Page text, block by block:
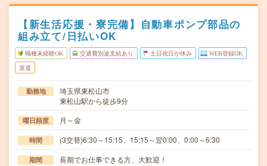
【新生活応援・寮完備】自動車ポンプ部品の
組み立て/日払いOK
職種未経験OK 交通費別途支給あり 土日祝日が休み WEB登録OK
派遣
勤務地
埼玉県東松山市
東松山駅から徒歩9分
曜日頻度 月～金
時間 (3交替)6:30～15:15、15:15～翌0:00、0:00～6:30
期間 長期でお仕事できる方、大歓迎！